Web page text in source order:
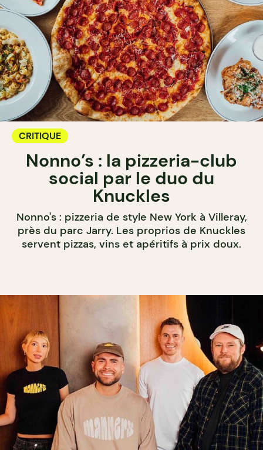
CRITIQUE
Nonno’s : la pizzeria-club
social par le duo du
Knuckles
Nonno's : pizzeria de style New York à Villeray,
près du parc Jarry. Les proprios de Knuckles
servent pizzas, vins et apéritifs à prix doux.